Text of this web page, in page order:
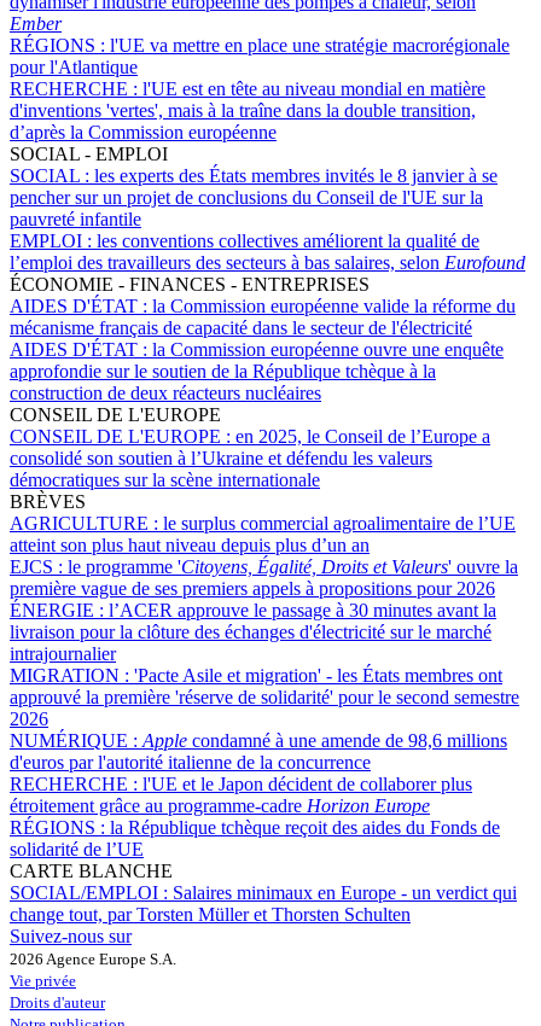
Ember
RÉGIONS : l'UE va mettre en place une stratégie macrorégionale
pour l'Atlantique
RECHERCHE : l'UE est en tête au niveau mondial en matière
d'inventions 'vertes', mais à la traîne dans la double transition,
d’après la Commission européenne
SOCIAL - EMPLOI
SOCIAL : les experts des États membres invités le 8 janvier à se
pencher sur un projet de conclusions du Conseil de l'UE sur la
pauvreté infantile
EMPLOI : les conventions collectives améliorent la qualité de
l’emploi des travailleurs des secteurs à bas salaires, selon Eurofound
ÉCONOMIE - FINANCES - ENTREPRISES
AIDES D'ÉTAT : la Commission européenne valide la réforme du
mécanisme français de capacité dans le secteur de l'électricité
AIDES D'ÉTAT : la Commission européenne ouvre une enquête
approfondie sur le soutien de la République tchèque à la
construction de deux réacteurs nucléaires
CONSEIL DE L'EUROPE
CONSEIL DE L'EUROPE : en 2025, le Conseil de l’Europe a
consolidé son soutien à l’Ukraine et défendu les valeurs
démocratiques sur la scène internationale
BRÈVES
AGRICULTURE : le surplus commercial agroalimentaire de l’UE
atteint son plus haut niveau depuis plus d’un an
EJCS : le programme 'Citoyens, Égalité, Droits et Valeurs' ouvre la
première vague de ses premiers appels à propositions pour 2026
ÉNERGIE : l’ACER approuve le passage à 30 minutes avant la
livraison pour la clôture des échanges d'électricité sur le marché
intrajournalier
MIGRATION : 'Pacte Asile et migration' - les États membres ont
approuvé la première 'réserve de solidarité' pour le second semestre
2026
NUMÉRIQUE : Apple condamné à une amende de 98,6 millions
d'euros par l'autorité italienne de la concurrence
RECHERCHE : l'UE et le Japon décident de collaborer plus
étroitement grâce au programme-cadre Horizon Europe
RÉGIONS : la République tchèque reçoit des aides du Fonds de
solidarité de l’UE
CARTE BLANCHE
SOCIAL/EMPLOI : Salaires minimaux en Europe - un verdict qui
change tout, par Torsten Müller et Thorsten Schulten
Suivez-nous sur
2026 Agence Europe S.A.
Vie privée
Droits d'auteur